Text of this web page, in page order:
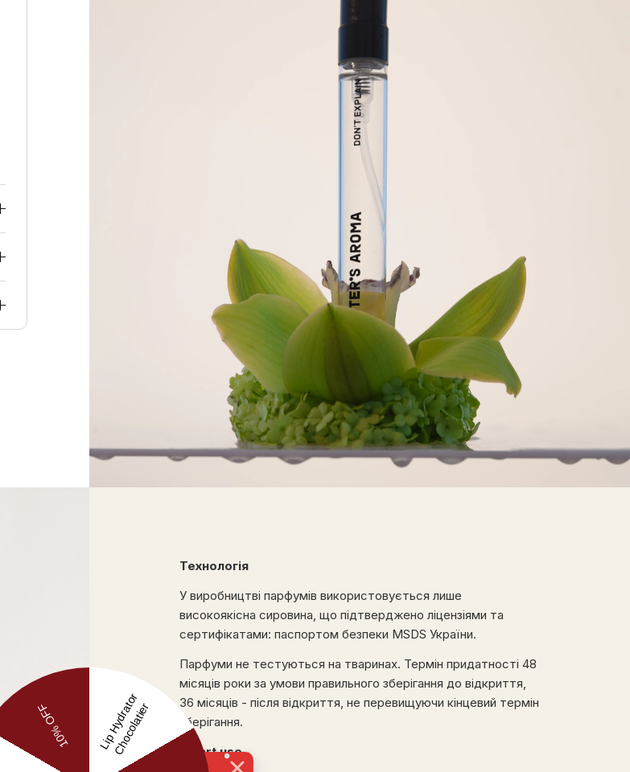
Технологія
У виробництві парфумів використовується лише
високоякісна сировина, що підтверджено ліцензіями та
сертифікатами: паспортом безпеки MSDS України.
Парфуми не тестуються на тваринах. Термін придатності 48
місяців роки за умови правильного зберігання до відкриття,
36 місяців - після відкриття, не перевищуючи кінцевий термін
зберігання.
Smart use